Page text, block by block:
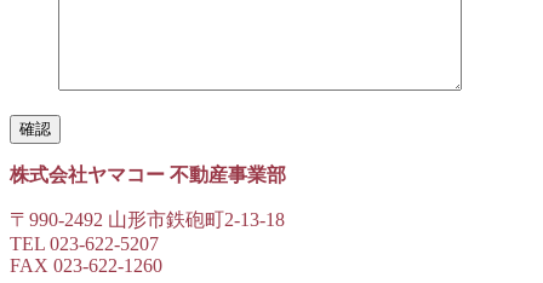
株式会社ヤマコー 不動産事業部
〒990-2492 山形市鉄砲町2-13-18
TEL 023-622-5207
FAX 023-622-1260